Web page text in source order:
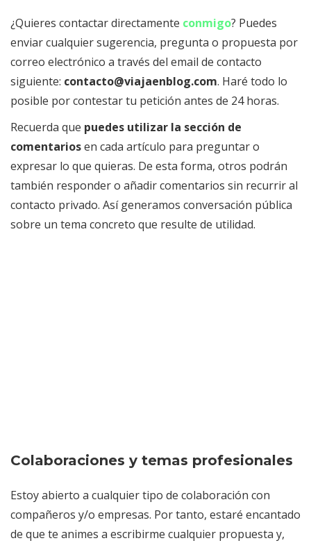
¿Quieres contactar directamente conmigo? Puedes
enviar cualquier sugerencia, pregunta o propuesta por
correo electrónico a través del email de contacto
siguiente: contacto@viajaenblog.com. Haré todo lo
posible por contestar tu petición antes de 24 horas.
Recuerda que puedes utilizar la sección de
comentariosen cada artículo para preguntar o
expresar lo que quieras. De esta forma, otros podrán
también responder o añadir comentarios sin recurrir al
contacto privado. Así generamos conversación pública
sobre un tema concreto que resulte de utilidad.
Colaboraciones y temas profesionales
Estoy abierto a cualquier tipo de colaboración con
compañeros y/o empresas. Por tanto, estaré encantado
de que te animes a escribirme cualquier propuesta y,